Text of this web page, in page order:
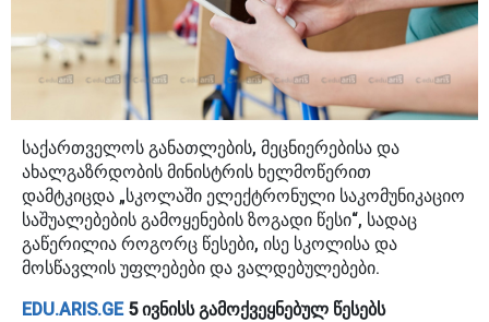
საქართველოს განათლების, მეცნიერებისა და
ახალგაზრდობის მინისტრის ხელმოწერით
დამტკიცდა „სკოლაში ელექტრონული საკომუნიკაციო
საშუალებების გამოყენების ზოგადი წესი“, სადაც
გაწერილია როგორც წესები, ისე სკოლისა და
მოსწავლის უფლებები და ვალდებულებები.
EDU.ARIS.GE5 ივნისს გამოქვეყნებულ წესებს